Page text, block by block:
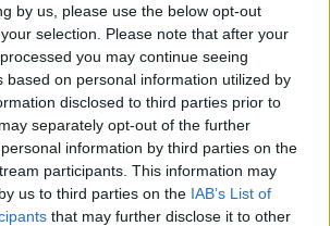
by us, please use the below opt-out
selection. Please note that after your
you may continue seeing
based on personal information utilized by
disclosed to third parties prior to
separately opt-out of the further
information by third parties on the
participants. This information may
us to third parties on the IAB’s List of
that may further disclose it to other
terasa so zaujímavo riešenými tieniacimi
Zdroj: Matej Hakár